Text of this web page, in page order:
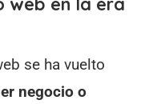
se ha vuelto
negocio o